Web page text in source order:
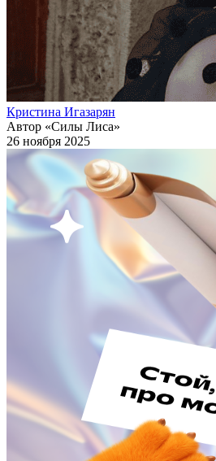
Кристина Игазарян
Автор «Силы Лиса»
26 ноября 2025